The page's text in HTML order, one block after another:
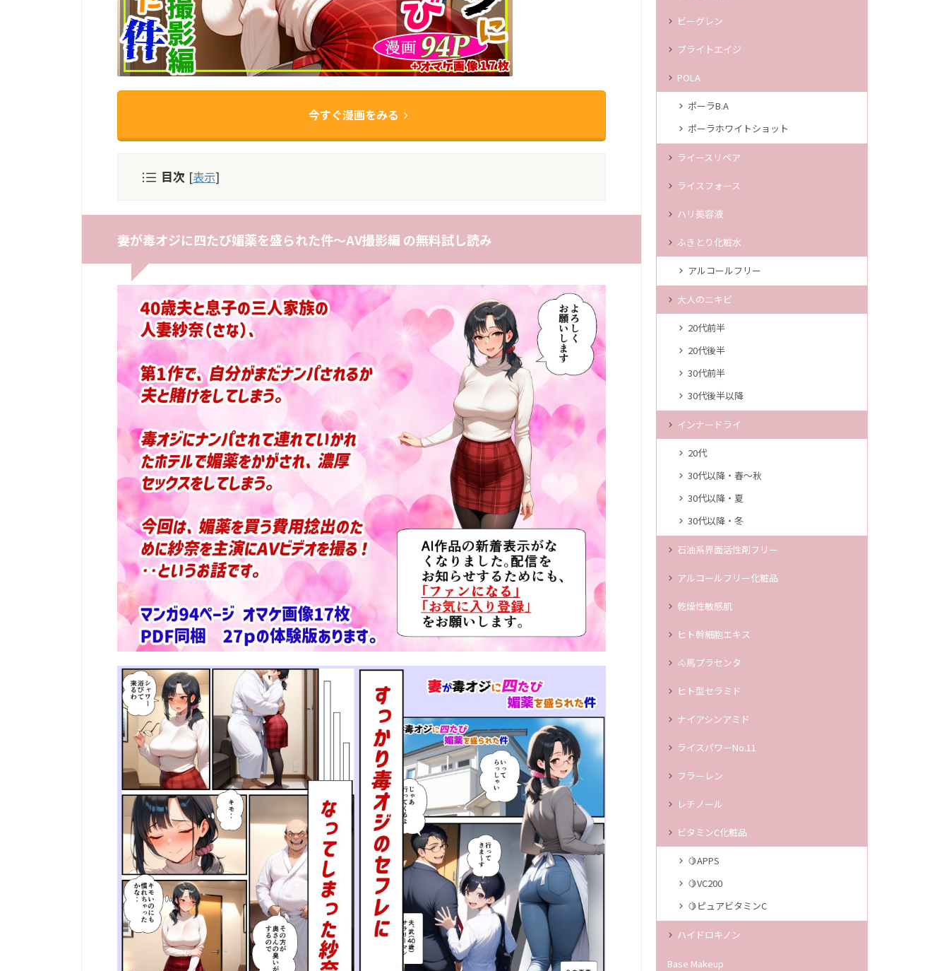
今すぐ漫画をみる
目次 [表示]
妻が毒オジに四たび媚薬を盛られた件〜AV撮影編 の無料試し読み
ビーグレン
ブライトエイジ
POLA
ポーラB.A
ポーラホワイトショット
ライースリペア
ライスフォース
ハリ美容液
ふきとり化粧水
アルコールフリー
大人のニキビ
20代前半
20代後半
30代前半
30代後半以降
インナードライ
20代
30代以降・春～秋
30代以降・夏
30代以降・冬
石油系界面活性剤フリー
アルコールフリー化粧品
乾燥性敏感肌
ヒト幹細胞エキス
🐴馬プラセンタ
ヒト型セラミド
ナイアシンアミド
ライスパワーNo.11
フラーレン
レチノール
ビタミンC化粧品
🍋APPS
🍋VC200
🍋ピュアビタミンC
ハイドロキノン
Base Makeup